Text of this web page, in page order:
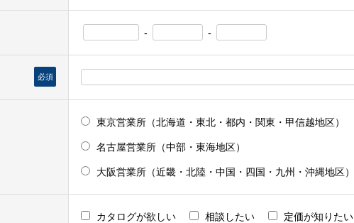
- -
必須
東京営業所（北海道・東北・都内・関東・甲信越地区）
名古屋営業所（中部・東海地区）
大阪営業所（近畿・北陸・中国・四国・九州・沖縄地区）
カタログが欲しい 相談したい 定価が知りたい